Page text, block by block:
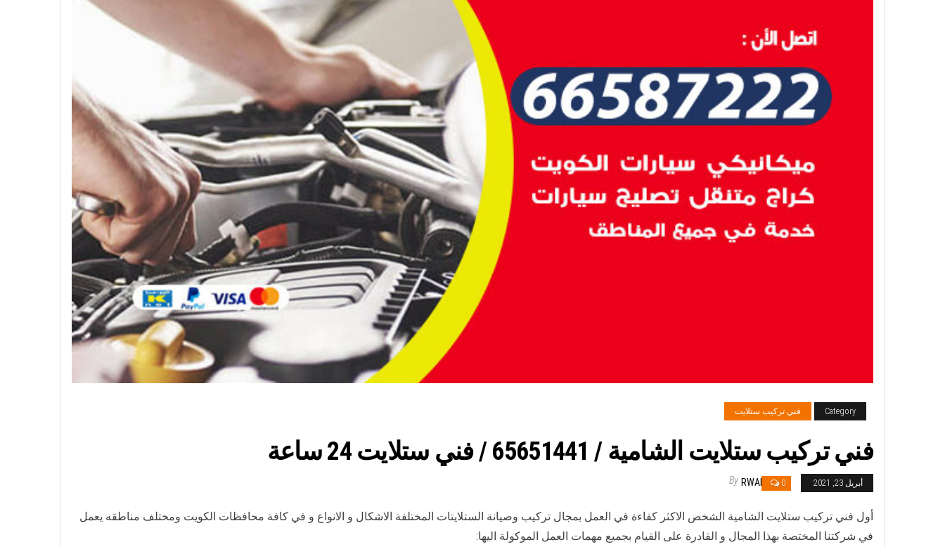
Category فني تركيب ستلايت
فني تركيب ستلايت الشامية / 65651441 / فني ستلايت 24 ساعة
أبريل 23, 2021 0
By RWAN
أول فني تركيب ستلايت الشامية الشخص الاكثر كفاءة في العمل بمجال تركيب وصيانة الستلايتات المختلفة الاشكال و الانواع و في كافة محافظات الكويت ومختلف مناطقه يعمل
في شركتنا المختصة بهذا المجال و القادرة على القيام بجميع مهمات العمل الموكولة اليها: